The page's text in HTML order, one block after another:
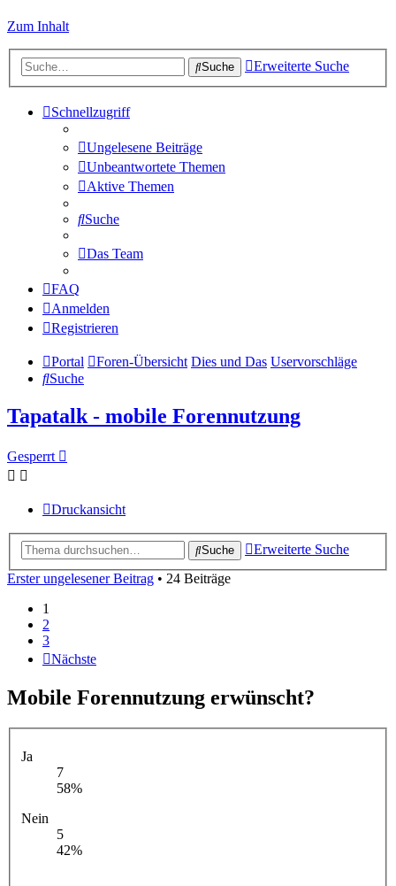
Zum Inhalt
Suche Erweiterte Suche
Schnellzugriff
Ungelesene Beiträge
Unbeantwortete Themen
Aktive Themen
Suche
Das Team
FAQ
Anmelden
Registrieren
Portal Foren-Übersicht Dies und Das Uservorschläge
Suche
Tapatalk - mobile Forennutzung
Gesperrt
Druckansicht
Suche
Erweiterte Suche
Erster ungelesener Beitrag • 24 Beiträge
1
2
3
Nächste
Mobile Forennutzung erwünscht?
Ja
7
58%
Nein
5
42%